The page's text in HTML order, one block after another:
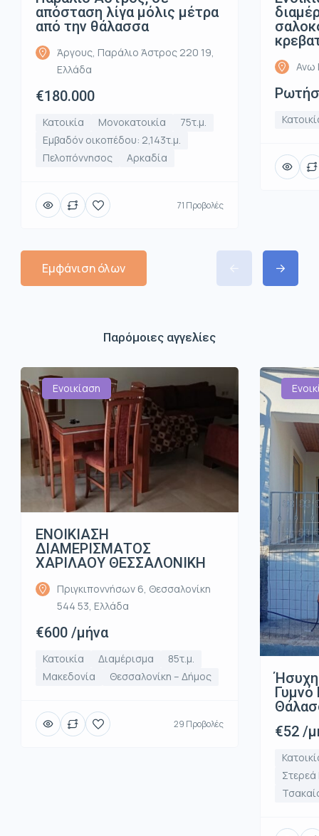
απόσταση λίγα μόλις μέτρα
από την θάλασσα
Άργους, Παράλιο Άστρος 220 19,
Ελλάδα
€180.000
Κατοικία Μονοκατοικία
75τ.μ.
Εμβαδόν οικοπέδου: 2,143τ.μ.
Πελοπόννησος
Αρκαδία
71 Προβολές
Ανω
Εμφάνιση όλων
Παρόμοιες αγγελίες
Ενοικίαση
ΕΝΟΙΚΙΑΣΗ
ΔΙΑΜΕΡΙΣΜΑΤΟΣ
ΧΑΡΙΛΑΟΥ ΘΕΣΣΑΛΟΝΙΚΗ
Πριγκιποννήσων 6, Θεσσαλονίκη
544 53, Ελλάδα
€600 /μήνα
Κατοικία Διαμέρισμα
85τ.μ.
Μακεδονία
Θεσσαλονίκη – Δήμος
29 Προβολές
Γυμνό
€52 /